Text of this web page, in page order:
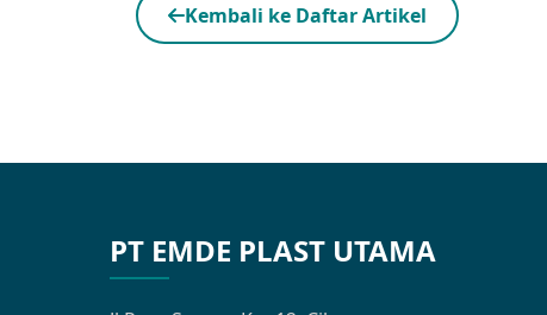
Kembali ke Daftar Artikel
PT EMDE PLAST UTAMA